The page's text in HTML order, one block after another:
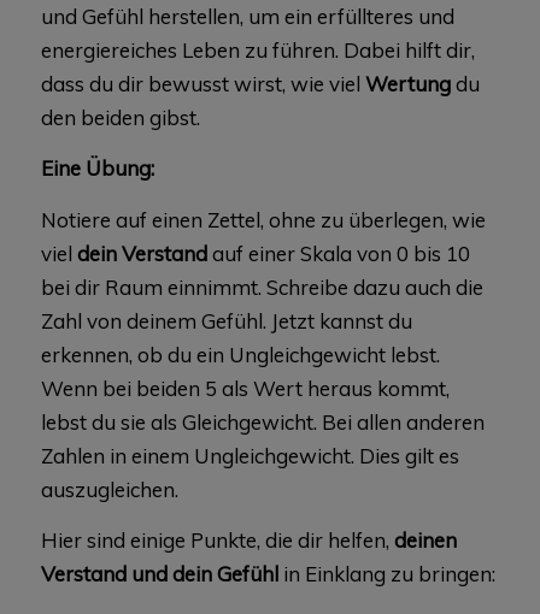
und Gefühl herstellen, um ein erfüllteres und
energiereiches Leben zu führen. Dabei hilft dir,
dass du dir bewusst wirst, wie viel Wertungdu
den beiden gibst.
Eine Übung:
Notiere auf einen Zettel, ohne zu überlegen, wie
viel dein Verstandauf einer Skala von 0 bis 10
bei dir Raum einnimmt. Schreibe dazu auch die
Zahl von deinem Gefühl. Jetzt kannst du
erkennen, ob du ein Ungleichgewicht lebst.
Wenn bei beiden 5 als Wert heraus kommt,
lebst du sie als Gleichgewicht. Bei allen anderen
Zahlen in einem Ungleichgewicht. Dies gilt es
auszugleichen.
Hier sind einige Punkte, die dir helfen, deinen
Verstand und dein Gefühl in Einklang zu bringen: